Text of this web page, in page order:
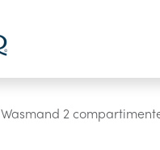
Wasmand 2